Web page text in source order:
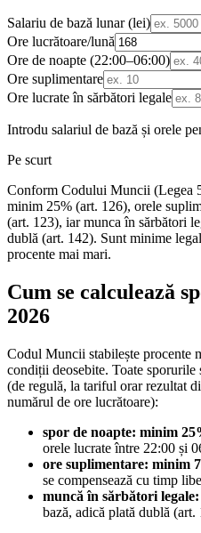
Salariu de bază lunar (lei)
Ore lucrătoare/lună
Ore de noapte (22:00–06:00)
Ore suplimentare
Ore lucrate în sărbători legale
Introdu salariul de bază și orele
Pe scurt
Conform Codului Muncii (Legea
minim 25% (art. 126), orele
(art. 123), iar munca în sărbători
dublă (art. 142). Sunt minime
procente mai mari.
Cum se calculează
2026
Codul Muncii stabilește procente
condiții deosebite. Toate sporurile
(de regulă, la tariful orar rezultat
numărul de ore lucrătoare):
spor de noapte: minim
orele lucrate între 22:00 și
ore suplimentare: minim
se compensează cu timp
muncă în sărbători
bază, adică plată dublă (art.